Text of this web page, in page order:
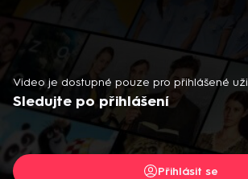
Video je dostupné pouze pro přihlášené
Sledujte po přihlášení
Přihlásit se